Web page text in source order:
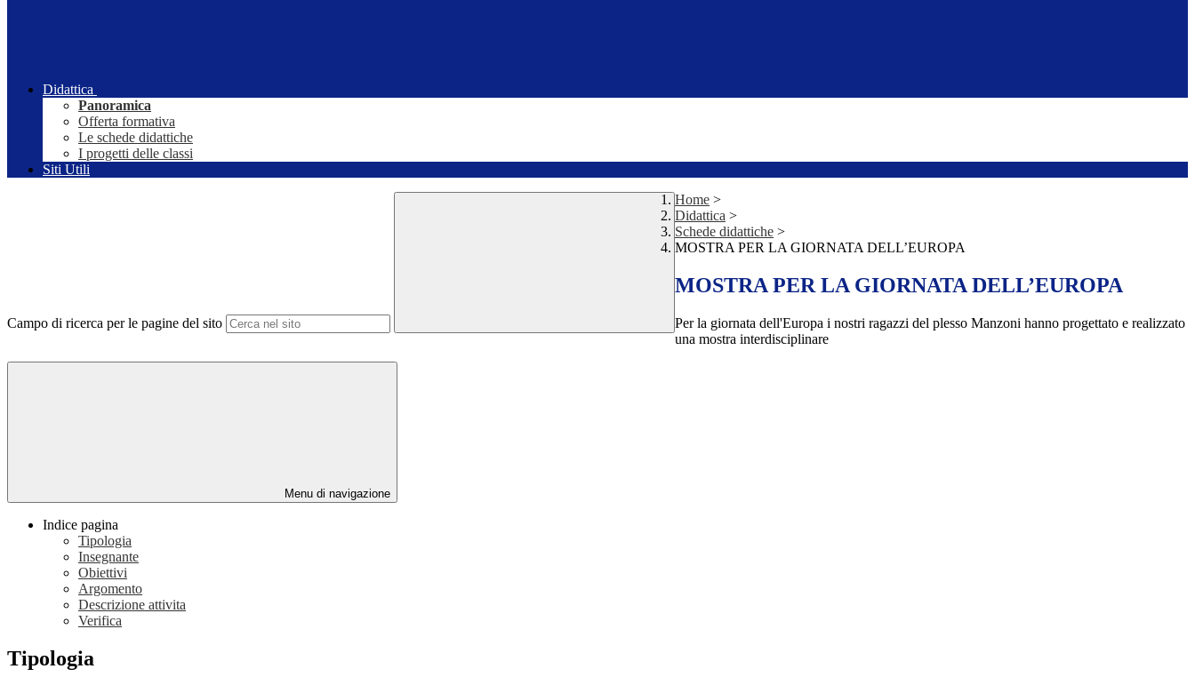
Didattica
Panoramica
Offerta formativa
Le schede didattiche
I progetti delle classi
Siti Utili
Campo di ricerca per le pagine del sito
Home >
Didattica >
Schede didattiche >
MOSTRA PER LA GIORNATA DELL’EUROPA
MOSTRA PER LA GIORNATA DELL’EUROPA
Per la giornata dell'Europa i nostri ragazzi del plesso Manzoni hanno progettato e realizzato
una mostra interdisciplinare
Menu di navigazione
Indice pagina
Tipologia
Insegnante
Obiettivi
Argomento
Descrizione attivita
Verifica
Tipologia